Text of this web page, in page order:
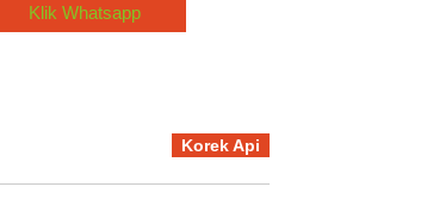
Klik Whatsapp
Korek Api